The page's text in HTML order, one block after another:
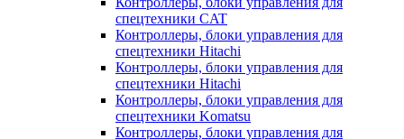
спецтехники CAT
Контроллеры, блоки управления для
спецтехники Hitachi
Контроллеры, блоки управления для
спецтехники Hitachi
Контроллеры, блоки управления для
спецтехники Komatsu
Контроллеры, блоки управления для